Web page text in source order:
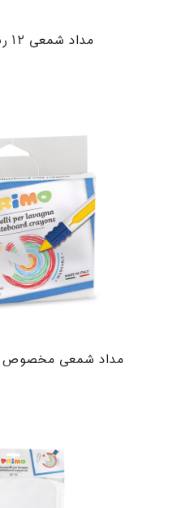
مداد شمعی ۱۲ رنگ (سری ۲)
مداد شمعی مخصوص